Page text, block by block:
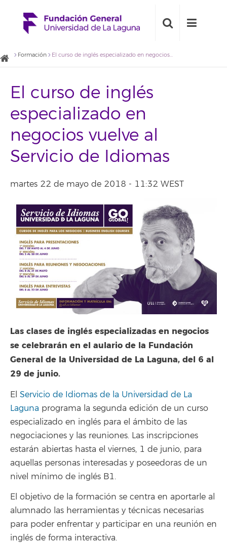
Formación El curso de inglés especializado en negocios vuelve al Servicio de Idiomas
El curso de inglés
especializado en
negocios vuelve al
Servicio de Idiomas
martes 22 de mayo de 2018 - 11:32 WEST
Las clases de inglés especializadas en negocios
se celebrarán en el aulario de la Fundación
General de la Universidad de La Laguna, del 6 al
29 de junio.
El Servicio de Idiomas de la Universidad de La
Laguna programa la segunda edición de un curso
especializado en inglés para el ámbito de las
negociaciones y las reuniones. Las inscripciones
estarán abiertas hasta el viernes, 1 de junio, para
aquellas personas interesadas y poseedoras de un
nivel mínimo de inglés B1.
El objetivo de la formación se centra en aportarle al
alumnado las herramientas y técnicas necesarias
para poder enfrentar y participar en una reunión en
inglés de forma interactiva.